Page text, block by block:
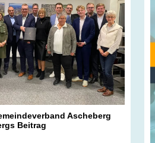
Ascheberg
Beitrag